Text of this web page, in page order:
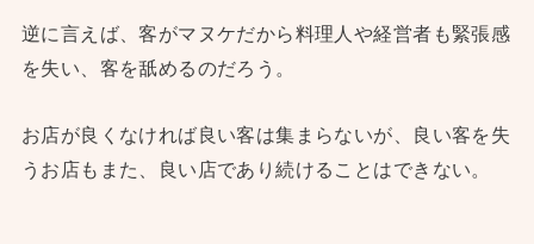
逆に言えば、客がマヌケだから料理人や経営者も緊張感
を失い、客を舐めるのだろう。
お店が良くなければ良い客は集まらないが、良い客を失
うお店もまた、良い店であり続けることはできない。